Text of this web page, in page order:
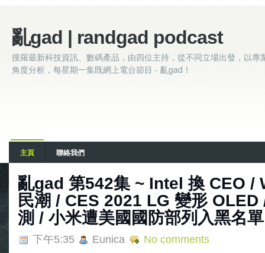
亂gad | randgad podcast
搜羅最新科技資訊、數碼產品，由四位主持，從不同立場出發，以專
角度分析，每星期一集既網上電台節目 - 亂gad！
主頁 聯絡我們
亂‌‌gad‌‌ ‌‌‌第‌‌542集 ~ Intel 換 CEO /
民潮 / CES 2021 LG 變形 OLED
測 / 小米遭美國國防部列入黑名單
下午5:35 Eunica No comments